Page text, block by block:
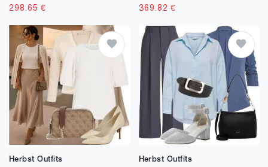
298.65 € 369.82 €
Herbst Outfits
Herbst Outfits